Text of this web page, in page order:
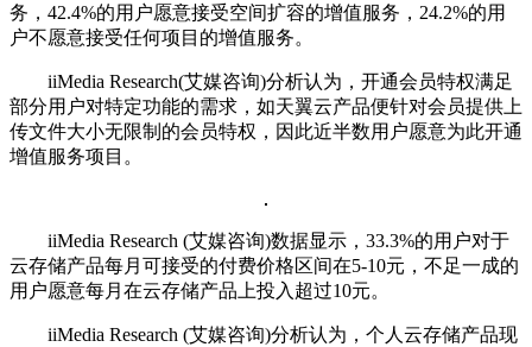
务，42.4%的用户愿意接受空间扩容的增值服务，24.2%的用
户不愿意接受任何项目的增值服务。
iiMedia Research(艾媒咨询)分析认为，开通会员特权满足
部分用户对特定功能的需求，如天翼云产品便针对会员提供上
传文件大小无限制的会员特权，因此近半数用户愿意为此开通
增值服务项目。
iiMedia Research (艾媒咨询)数据显示，33.3%的用户对于
云存储产品每月可接受的付费价格区间在5-10元，不足一成的
用户愿意每月在云存储产品上投入超过10元。
iiMedia Research (艾媒咨询)分析认为，个人云存储产品现